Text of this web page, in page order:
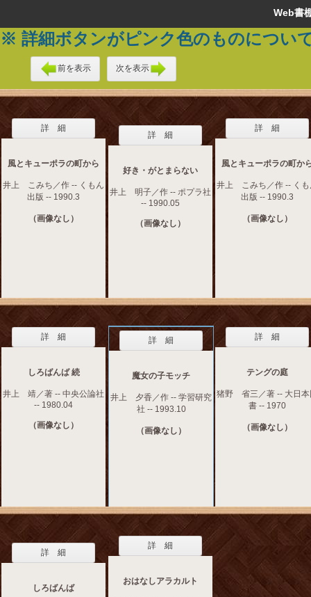
Web
※ 詳細ボタンがピンク色のものについ
前を表示 次を表示
詳 細
風とキューポラの町から
井上 こみち／作 -- くもん
出版 -- 1990.3
（画像なし）
詳 細
好き・がとまらない
井上 明子／作 -- ポプラ社
-- 1990.05
（画像なし）
詳 細
風とキューポラの町か
井上 こみち／作 -- くも
出版 -- 1990.3
（画像なし）
詳 細
しろばんば 続
井上 靖／著 -- 中央公論社
-- 1980.04
（画像なし）
詳 細
魔女の子モッチ
井上 夕香／作 -- 学習研究
社 -- 1993.10
（画像なし）
詳 細
テングの庭
猪野 省三／著 -- 大日本
書 -- 1970
（画像なし）
詳 細
しろばんば
詳 細
おはなしアラカルト